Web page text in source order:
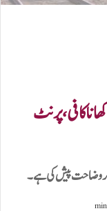
کافی، پرنٹ
وضاحت پیش کی ہے۔